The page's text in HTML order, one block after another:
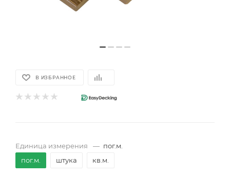
В ИЗБРАННОЕ
Единица измерения — пог.м.
пог.м.
штука кв.м.